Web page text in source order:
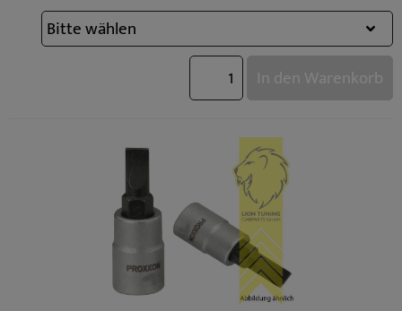
In den Warenkorb